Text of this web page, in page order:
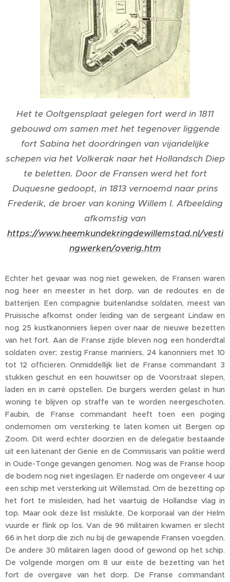
Het te Ooltgensplaat gelegen fort werd in 1811
gebouwd om samen met het tegenover liggende
fort Sabina het doordringen van vijandelijke
schepen via het Volkerak naar het Hollandsch Diep
te beletten. Door de Fransen werd het fort
Duquesne gedoopt, in 1813 vernoemd naar prins
Frederik, de broer van koning Willem I. Afbeelding
afkomstig van
https://www.heemkundekringdewillemstad.nl/vesti
ngwerken/overig.htm
Echter het gevaar was nog niet geweken, de Fransen waren
nog heer en meester in het dorp, van de redoutes en de
batterijen. Een compagnie buitenlandse soldaten, meest van
Pruisische afkomst onder leiding van de sergeant Lindaw en
nog 25 kustkanonniers liepen over naar de nieuwe bezetten
van het fort. Aan de Franse zijde bleven nog een honderdtal
soldaten over; zestig Franse mariniers, 24 kanonniers met 10
tot 12 officieren. Onmiddellijk liet de Franse commandant 3
stukken geschut en een houwitser op de Voorstraat slepen,
laden en in carré opstellen. De burgers werden gelast in hun
woning te blijven op straffe van te worden neergeschoten.
Faubin, de Franse commandant heeft toen een poging
ondernomen om versterking te laten komen uit Bergen op
Zoom. Dit werd echter doorzien en de delegatie bestaande
uit een luitenant der Genie en de Commissaris van politie werd
in Oude-Tonge gevangen genomen. Nog was de Franse hoop
de bodem nog niet ingeslagen. Er naderde om ongeveer 4 uur
een schip met versterking uit Willemstad. Om de bezetting op
het fort te misleiden, had het vaartuig de Hollandse vlag in
top. Maar ook deze list mislukte. De korporaal van der Helm
vuurde er flink op los. Van de 96 militairen kwamen er slecht
66 in het dorp die zich nu bij de gewapende Fransen voegden.
De andere 30 militairen lagen dood of gewond op het schip.
De volgende morgen om 8 uur eiste de bezetting van het
fort de overgave van het dorp. De Franse commandant